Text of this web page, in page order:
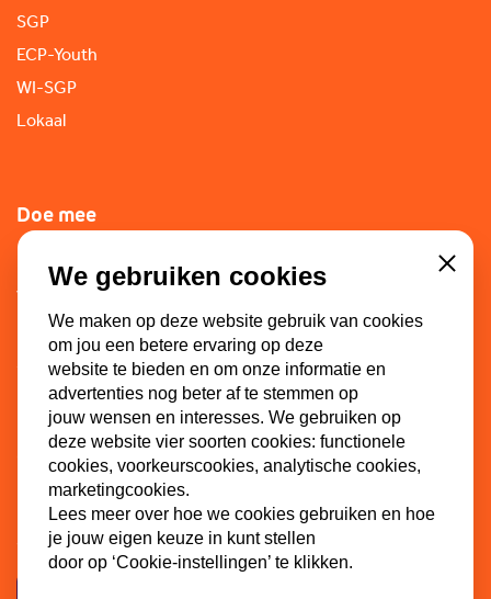
SGP
ECP-Youth
WI-SGP
Lokaal
Doe mee
Lid worden
Vacatures
Doneren
Sponsoren
Contact
Dinkel 7
3086 HB Rotterdam
We gebruiken cookies
We maken op deze website gebruik van cookies
om jou een betere ervaring op deze
website te bieden en om onze informatie en
advertenties nog beter af te stemmen op
jouw wensen en interesses. We gebruiken op
deze website vier soorten cookies: functionele
cookies, voorkeurscookies, analytische cookies,
marketingcookies.
Lees meer over hoe we cookies gebruiken en hoe
je jouw eigen keuze in kunt stellen
door op ‘Cookie-instellingen’ te klikken.
Close